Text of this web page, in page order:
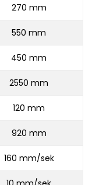
270 mm
550 mm
450 mm
2550 mm
120 mm
920 mm
160 mm/sek